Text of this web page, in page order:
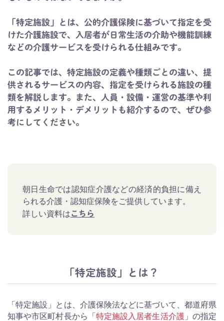
「特定施設」とは、公的介護保険に基づいて指定を受
けた介護施設で、入居者が日常生活の介助や機能訓練
などの介護サービスを受けられる仕組みです。
この記事では、特定施設の定義や種類ごとの違い、提
供されるサービスの内容、指定を受けられる施設の種
類を解説します。また、人員・設備・運営の基準や利
用するメリット・デメリットも紹介するので、ぜひ参
考にしてください。
朝日生命では認知症介護などの経済的負担に備え
られる介護・認知症保険をご提供しています。
詳しい資料はこちら
「特定施設」とは？
「特定施設」とは、介護保険法などに基づいて、都道府県
知事や市区町村長から「 特定施設入居者生活介護」の指定